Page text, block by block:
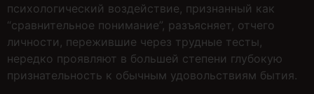
психологический воздействие, признанный как
“сравнительное понимание”, разъясняет, отчего
личности, пережившие через трудные тесты,
нередко проявляют в большей степени глубокую
признательность к обычным удовольствиям бытия.